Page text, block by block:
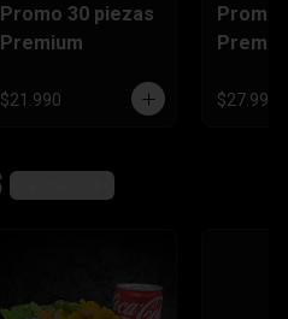
Promo 30 piezas
Premium
$21.990
Promo
$27.990